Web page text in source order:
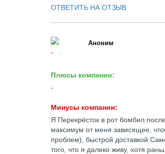
ОТВЕТИТЬ НА ОТЗЫВ
Аноним
Плюсы компании:
-
Минусы компании:
Я Перекрёсток в рот бомбил
максимум от меня зависящее,
проблем), быстрой доставкой
того, что я далеко живу, хотя